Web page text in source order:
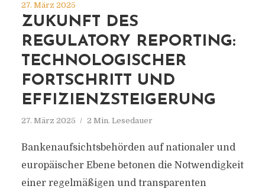
27. März 2025
ZUKUNFT DES
REGULATORY REPORTING:
TECHNOLOGISCHER
FORTSCHRITT UND
EFFIZIENZSTEIGERUNG
27. März 2025 2 Min. Lesedauer
Bankenaufsichtsbehörden auf nationaler und
europäischer Ebene betonen die Notwendigkeit
einer regelmäßigen und transparenten